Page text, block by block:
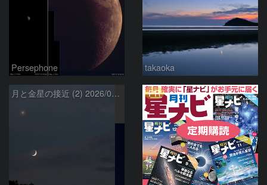
Persephone takaoka
月と金星の接近 (2) 2026/07/17 PR